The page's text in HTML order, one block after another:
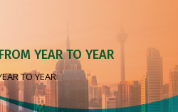
YEAR TO YEAR
TO YEAR